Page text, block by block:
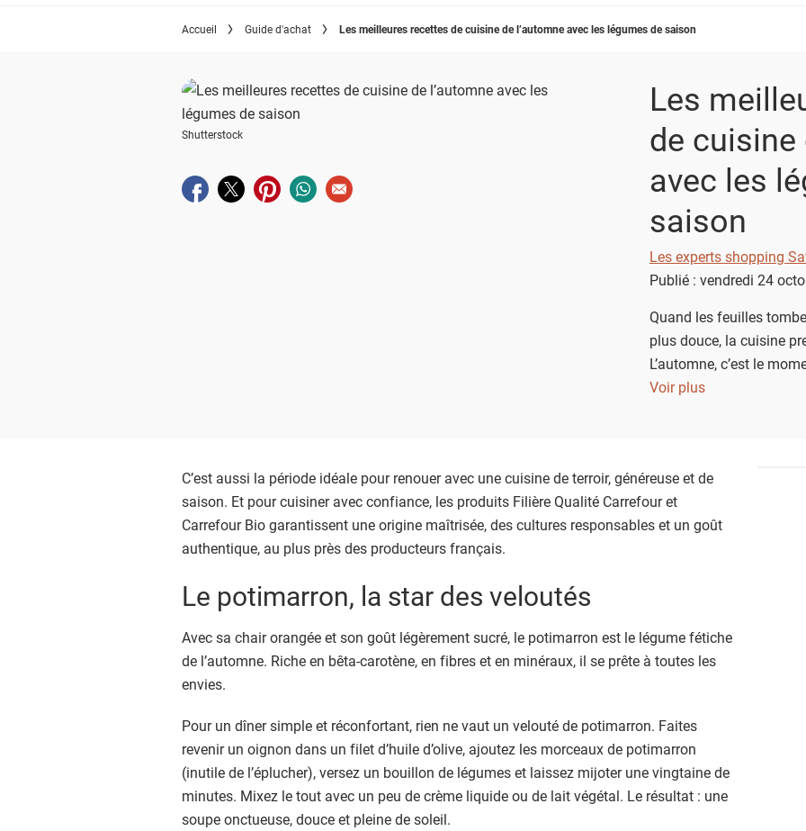
Accueil Guide d'achat Les meilleures recettes de cuisine de l’automne avec les légumes de saison
Shutterstock
Partager sur facebook
Partager sur twitter
Partager sur pinterest
Partager sur whatsapp
Envoyer à un ami
Les
de cuisine
avec les
saison
Les experts shopping
Publié : vendredi 24
Quand les feuilles
plus douce, la cuisine
L’automne, c’est le
s’intensifient, où les
recettes simples, saines
Voir plus
C’est aussi la période idéale pour renouer avec une cuisine de terroir, généreuse et de
saison. Et pour cuisiner avec confiance, les produits Filière Qualité Carrefour et
Carrefour Bio garantissent une origine maîtrisée, des cultures responsables et un goût
authentique, au plus près des producteurs français.
Le potimarron, la star des veloutés
Avec sa chair orangée et son goût légèrement sucré, le potimarron est le légume fétiche
de l’automne. Riche en bêta-carotène, en fibres et en minéraux, il se prête à toutes les
envies.
Pour un dîner simple et réconfortant, rien ne vaut un velouté de potimarron. Faites
revenir un oignon dans un filet d’huile d’olive, ajoutez les morceaux de potimarron
(inutile de l’éplucher), versez un bouillon de légumes et laissez mijoter une vingtaine de
minutes. Mixez le tout avec un peu de crème liquide ou de lait végétal. Le résultat : une
soupe onctueuse, douce et pleine de soleil.